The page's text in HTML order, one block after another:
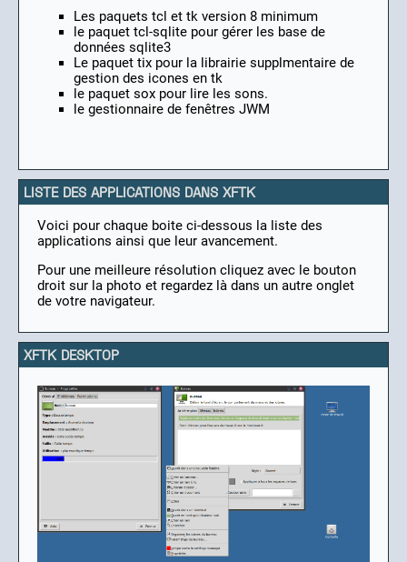
Les paquets tcl et tk version 8 minimum
le paquet tcl-sqlite pour gérer les base de
données sqlite3
Le paquet tix pour la librairie supplmentaire de
gestion des icones en tk
le paquet sox pour lire les sons.
le gestionnaire de fenêtres JWM
LISTE DES APPLICATIONS DANS XFTK
Voici pour chaque boite ci-dessous la liste des
applications ainsi que leur avancement.
Pour une meilleure résolution cliquez avec le bouton
droit sur la photo et regardez là dans un autre onglet
de votre navigateur.
XFTK DESKTOP